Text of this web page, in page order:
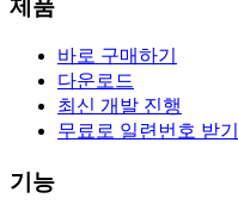
제품
바로 구매하기
다운로드
최신 개발 진행
무료로 일련번호 받기
기능